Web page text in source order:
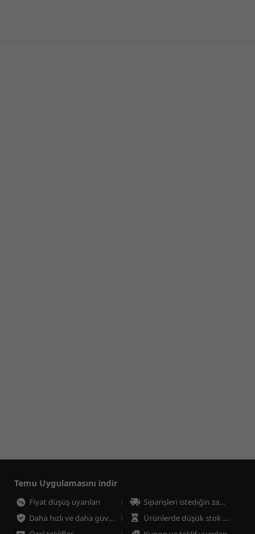
Temu Uygulamasını indir
Fiyat düşüş uyarıları
Siparişleri istediğin zaman takip et
Daha hızlı ve daha güvenli ödeme
Ürünlerde düşük stok uyarıları